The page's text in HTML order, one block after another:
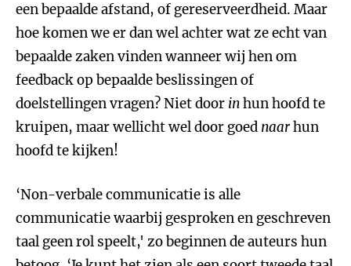
een bepaalde afstand, of gereserveerdheid. Maar
hoe komen we er dan wel achter wat ze echt van
bepaalde zaken vinden wanneer wij hen om
feedback op bepaalde beslissingen of
doelstellingen vragen? Niet door inhun hoofd te
kruipen, maar wellicht wel door goed naarhun
hoofd te kijken!
‘Non-verbale communicatie is alle
communicatie waarbij gesproken en geschreven
taal geen rol speelt,' zo beginnen de auteurs hun